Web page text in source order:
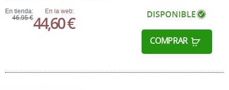
En tienda:
46,95 €
En la web:
44,60 € DISPONIBLE
COMPRAR